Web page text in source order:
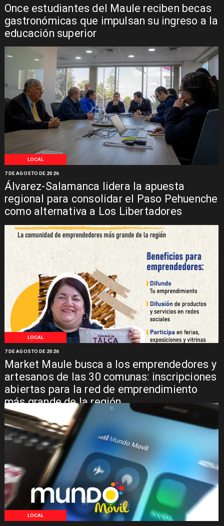
Once estudiantes del Maule reciben becas
gastronómicas que impulsan su ingreso a la
educación superior
LOCAL
Álvarez-Salamanca lidera la apuesta
regional para consolidar el Paso Pehuenche
como alternativa a Los Libertadores
7 DE AGOSTO DE 2026
LOCAL
Market Maule busca a los emprendedores y
artesanos de las 30 comunas: inscripciones
abiertas para la red de emprendimiento
más grande de la región
7 DE AGOSTO DE 2026
LOCAL